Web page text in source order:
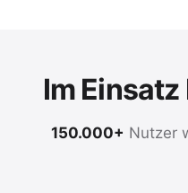
Im Einsatz
150.000+ Nutzer